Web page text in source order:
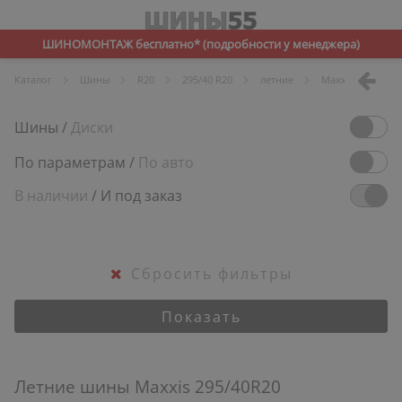
ШИНОМОНТАЖ бесплатно* (подробности у менеджера)
Каталог Шины R 20 295/40 R20 летние Maxxis
Шины /Диски
По параметрам / По авто
В наличии / И под заказ
Показать
Сбросить фильтры
Летние шины Maxxis 295/40R20